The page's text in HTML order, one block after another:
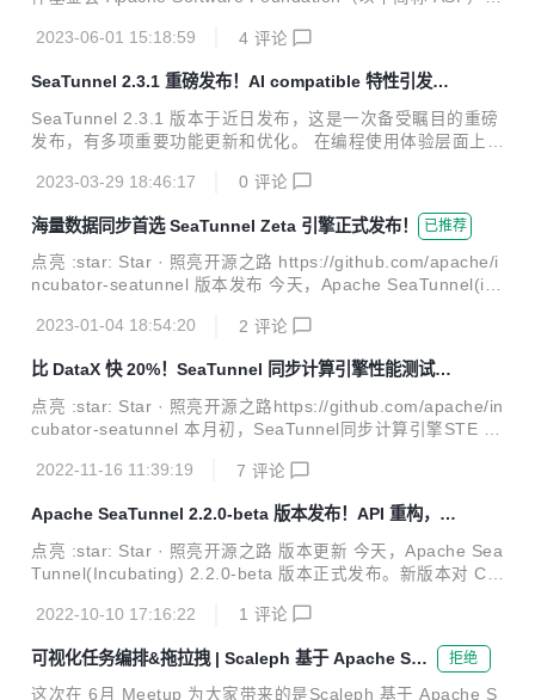
内容具体情况。 Rel...
Top Level Project)。这是首个由国人主导并贡献到 ASF 的大
nel 在开源软件开发领域的突破，并为其在技术、社区合作和
开放创新方面的卓越表现获得了广泛认可。 Apache SeaTunn
el 原名 Waterdrop，在 2021 年 10 月更名为 SeaTunnel 并
2023-06-01 15:18:59 4 评论
SeaTunnel 2.3.1 重磅发布！AI compatible 特性引发关
注
SeaTunnel 2.3.1 版本于近日发布，这是一次备受瞩目的重磅
发布，有多项重要功能更新和优化。 在编程使用体验层面上，
稳定性；在连接器层面上，新版本实现了 7+ 个新连接器，修
复了已有常用连接器 bug，并提高了安全性。社区重构了多个
底层基类，增加了一个重要特性 AI Compatible，经过优化后
的API，用户可以直接使用ChatGPT 4.0 快速构建需要使用的
SaaS Connector。 重大Feature更新 01 SeaTunnel Zeta S
eaTunnel 2.3.0 版本中发布了数据集成专...
2023-03-29 18:46:17 0 评论
海量数据同步首选 SeaTunnel Zeta 引擎正式发布！ 已推荐
点亮 :star:️ Star · 照亮开源之路 https://github.com/apache/i
ncubator-seatunnel 版本发布 今天，Apache SeaTunnel(inc
步引擎 Zeta！此外，SeaTunnel 2.3.0 还带来了许多大家期
等。 文档 https://seatunnel.apache.org/docs/2.3.0/about
下载地址 https://seatunnel.apache.org/download/...
2023-01-04 18:54:20 2 评论
比 DataX 快 20%！SeaTunnel 同步计算引擎性能测试全
新发布
点亮 :star:️ Star · 照亮开源之路https://github.com/apache/in
cubator-seatunnel 本月初，SeaTunnel同步计算引擎STE 2.
发布。与此同时，社区对大家期待的性能指标进行了测试。 为
试的方法。熟悉数据集成领域的人应该了解，DataX是目前数
据开源同步引擎里，性能较好的同步工具之一，这次SeaTunn
el做对比的对象，正是这款目前在数据集成领域使用较多的开
源同步引擎。 为了保证对比测试的准确性，我们选...
2022-11-16 11:39:19 7 评论
Apache SeaTunnel 2.2.0-beta 版本发布！API 重构，连
接器与引擎解偶
点亮 :star:️ Star · 照亮开源之路 版本更新 今天，Apache Sea
Tunnel(Incubating) 2.2.0-beta 版本正式发布。新版本对 Co
于新 API 完成了大量连接器的接入，并修复了上个版本中存在
的使用性问题，提高了版本稳定性和使用效率。 本文将为大家
介绍 Apache SeaTunnel(Incubating) 2.2.0-beta 版本更新的
具体内容。 Release Note: https://github.com/apache/incub
2022-10-10 17:16:22 1 评论
可视化任务编排&拖拉拽 | Scaleph 基于 Apache Sea
Tunnel的数据集成
拒绝
这次在 6月 Meetup 为大家带来的是Scaleph 基于 Apache S